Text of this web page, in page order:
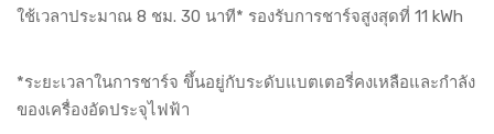
ใช้เวลาประมาณ 8 ชม. 30 นาที* รองรับการชาร์จสูงสุดที่ 11 kWh
*ระยะเวลาในการชาร์จ ขึ้นอยู่กับระดับแบตเตอรี่คงเหลือและกำลัง
ของเครื่องอัดประจุไฟฟ้า